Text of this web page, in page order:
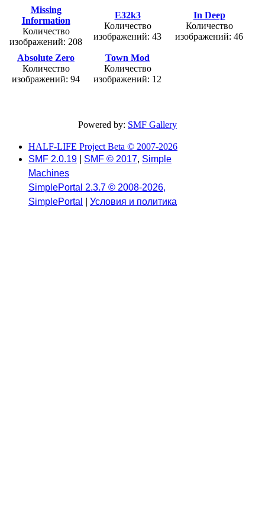
Missing
Information
Количество
изображений: 208
E32k3
Количество
изображений: 43
In Deep
Количество
изображений: 46
Absolute Zero
Количество
изображений: 94
Town Mod
Количество
изображений: 12
Powered by: SMF Gallery
HALF-LIFE Project Beta © 2007-2026
SMF 2.0.19
SMF © 2017, Simple
Machines
SimplePortal 2.3.7 © 2008-2026,
SimplePortal
Условия и политика